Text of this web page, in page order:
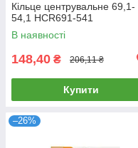
Кільце центрувальне 69,1-
54,1 HCR691-541
В наявності
148,40 ₴ 206,11 ₴
Купити
–26%